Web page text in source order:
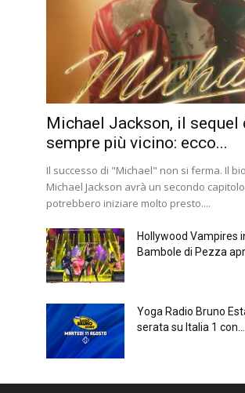
Michael Jackson, il sequel
sempre più vicino: ecco...
Il successo di "Michael" non si ferma. Il
Michael Jackson avrà un secondo
potrebbero iniziare molto presto....
Hollywood Vampires
Bambole di Pezza
Yoga Radio Bruno
serata su Italia 1 con...